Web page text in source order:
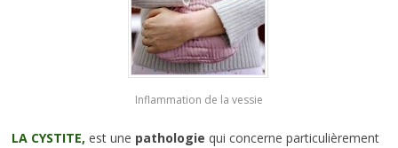
Inflammation de la vessie
LA CYSTITE, est une pathologie qui concerne particulièrement